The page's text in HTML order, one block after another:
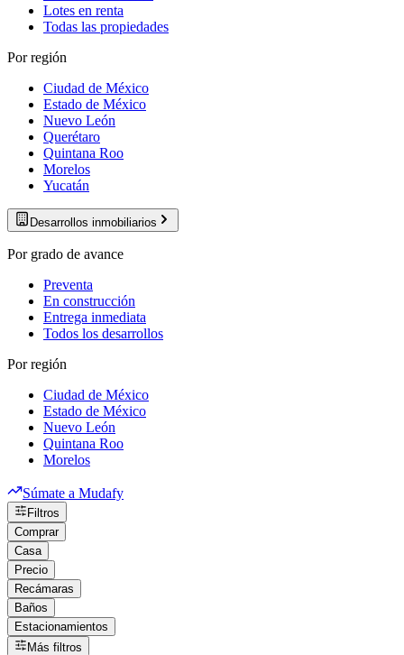
Lotes en renta
Todas las propiedades
Por región
Ciudad de México
Estado de México
Nuevo León
Querétaro
Quintana Roo
Morelos
Yucatán
Desarrollos inmobiliarios
Por grado de avance
Preventa
En construcción
Entrega inmediata
Todos los desarrollos
Por región
Ciudad de México
Estado de México
Nuevo León
Quintana Roo
Morelos
Súmate a Mudafy
Filtros
Comprar
Casa
Precio
Recámaras
Baños
Estacionamientos
Más filtros